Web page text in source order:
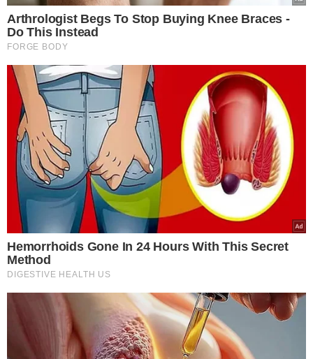
VEJA TAMBÉM
MANUTENÇÃO DA REDE
ELÉTRICA
Trecho da Avenida Gil
Martins será interditado
por 15 dias a partir
desta terça (04)
VEJA MAIS NOTÍCIAS